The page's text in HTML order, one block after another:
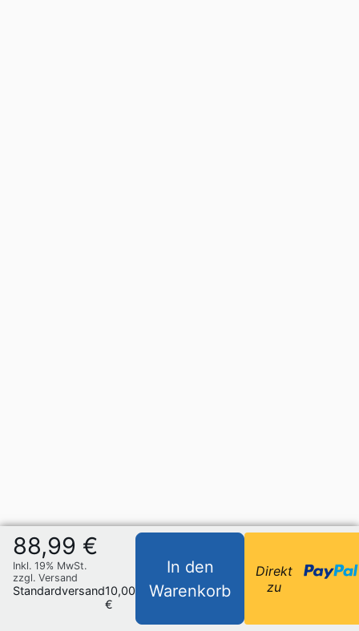
88,99 €
Inkl. 19% MwSt.
zzgl. Versand
Standardversand10,00
€
In den
Warenkorb
Direkt
zu